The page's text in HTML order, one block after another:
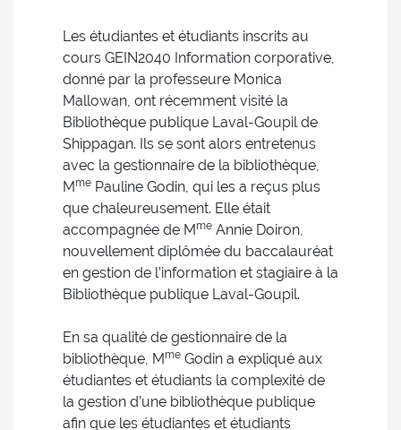
Les étudiantes et étudiants inscrits au
cours GEIN2040 Information corporative,
donné par la professeure Monica
Mallowan, ont récemment visité la
Bibliothèque publique Laval-Goupil de
Shippagan. Ils se sont alors entretenus
avec la gestionnaire de la bibliothèque,
Mme Pauline Godin, qui les a reçus plus
que chaleureusement. Elle était
accompagnée de Mme Annie Doiron,
nouvellement diplômée du baccalauréat
en gestion de l’information et stagiaire à la
Bibliothèque publique Laval-Goupil.
En sa qualité de gestionnaire de la
bibliothèque, Mme Godin a expliqué aux
étudiantes et étudiants la complexité de
la gestion d’une bibliothèque publique
afin que les étudiantes et étudiants